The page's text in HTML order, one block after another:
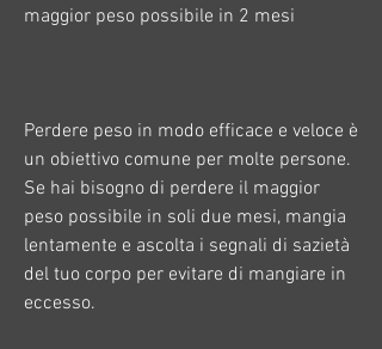
maggior peso possibile in 2 mesi
Perdere peso in modo efficace e veloce è
un obiettivo comune per molte persone.
Se hai bisogno di perdere il maggior
peso possibile in soli due mesi, mangia
lentamente e ascolta i segnali di sazietà
del tuo corpo per evitare di mangiare in
eccesso.